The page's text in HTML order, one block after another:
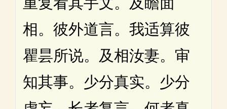
相。彼外道言。我适算彼
瞿昙所说。及相汝妻。审
知其事。少分真实。少分